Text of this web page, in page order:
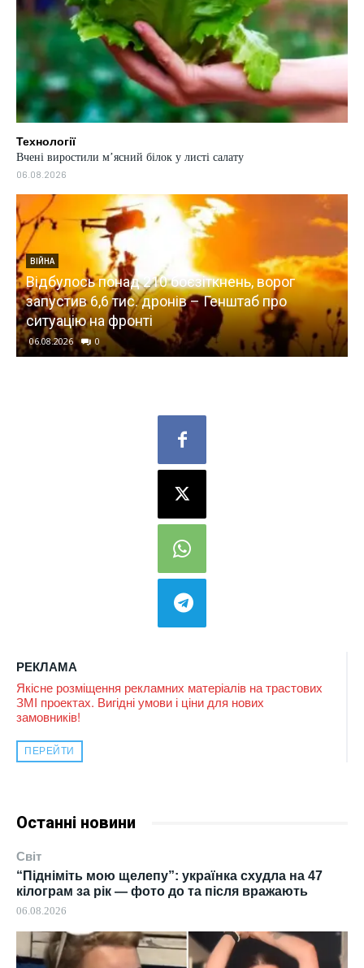
РЕКЛАМА
Якісне розміщення рекламних матеріалів на трастових
ЗМІ проектах. Вигідні умови і ціни для нових
замовників!
ПЕРЕЙТИ
Останні новини
Світ
“Підніміть мою щелепу”: українка схудла на 47
кілограм за рік — фото до та після вражають
06.08.2026
Технології
Вчені виростили м’ясний білок у листі салату
06.08.2026
ворог
про
ЕКОНОМІКА
Україна відкинула РФ у
дозволила бензин стандарту
06.08.2026 0